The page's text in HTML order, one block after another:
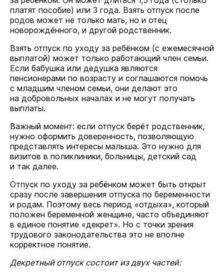
платят пособие) или 3 года. Взять отпуск после
родов может не только мать, но и отец
новорождённого, и другой родственник.
Взять отпуск по уходу за ребёнком (с ежемесячной
выплатой) может только работающий член семьи.
Если бабушка или дедушка являются
пенсионерами по возрасту и соглашаются помочь
с младшим членом семьи, они делают это
на добровольных началах и не могут получать
выплаты.
Важный момент: если отпуск берёт родственник,
нужно оформить доверенность, позволяющую
представлять интересы малыша. Это нужно для
визитов в поликлиники, больницы, детский сад
и так далее.
Отпуск по уходу за ребёнком может быть открыт
сразу после завершения отпуска по беременности
и родам. Поэтому весь период «отдыха», который
положен беременной женщине, часто объединяют
в единое понятие «декрет». Но с точки зрения
трудового законодательства это не вполне
корректное понятие.
Декретный отпуск состоит из двух частей: